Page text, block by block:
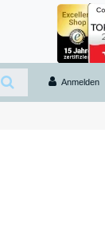
Anmelden